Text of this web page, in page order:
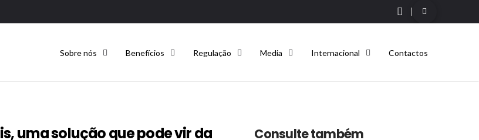
Sobre nós Benefícios Regulação Media Internacional Contactos
uma solução que pode vir da
Consulte também